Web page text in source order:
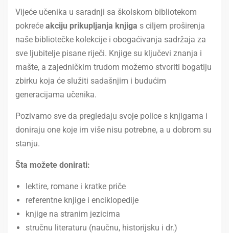
Vijeće učenika u saradnji sa školskom bibliotekom
pokreće akciju prikupljanja knjiga s ciljem proširenja
naše bibliotečke kolekcije i obogaćivanja sadržaja za
sve ljubitelje pisane riječi. Knjige su ključevi znanja i
mašte, a zajedničkim trudom možemo stvoriti bogatiju
zbirku koja će služiti sadašnjim i budućim
generacijama učenika.
Pozivamo sve da pregledaju svoje police s knjigama i
doniraju one koje im više nisu potrebne, a u dobrom su
stanju.
Šta možete donirati:
lektire, romane i kratke priče
referentne knjige i enciklopedije
knjige na stranim jezicima
stručnu literaturu (naučnu, historijsku i dr.)